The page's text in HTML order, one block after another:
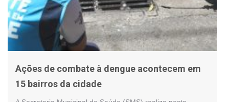
Ações de combate à dengue acontecem em
15 bairros da cidade